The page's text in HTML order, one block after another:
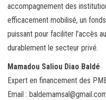
accompagnement des
efficacement mobilisé, un
puissant pour faciliter l’accès
durablement le secteur privé.
Mamadou Saliou Diao Baldé
Expert en financement des
Email :